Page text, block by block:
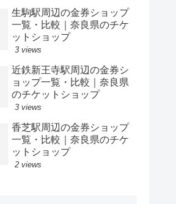
生駒駅周辺の金券ショップ
一覧・比較｜奈良県のチケ
ットショップ
3 views
近鉄新王寺駅周辺の金券シ
ョップ一覧・比較｜奈良県
のチケットショップ
3 views
香芝駅周辺の金券ショップ
一覧・比較｜奈良県のチケ
ットショップ
2 views